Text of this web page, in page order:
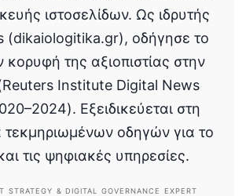
ιστοσελίδων. Ως ιδρυτής
(dikaiologitika.gr), οδήγησε το
κορυφή της αξιοπιστίας στην
Institute Digital News
Εξειδικεύεται στη
τεκμηριωμένων οδηγών για το
τις ψηφιακές υπηρεσίες.
STRATEGY & DIGITAL GOVERNANCE EXPERT